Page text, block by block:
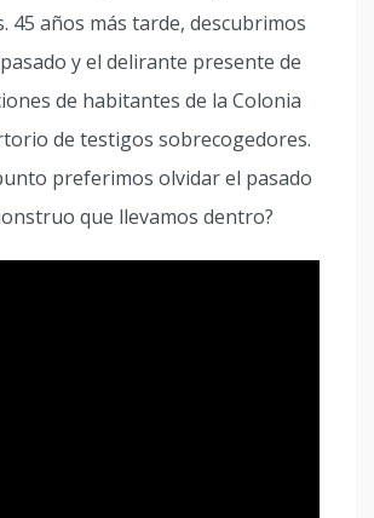
45 años más tarde, descubrimos
y el delirante presente de
de habitantes de la Colonia
de testigos sobrecogedores.
preferimos olvidar el pasado
que llevamos dentro?